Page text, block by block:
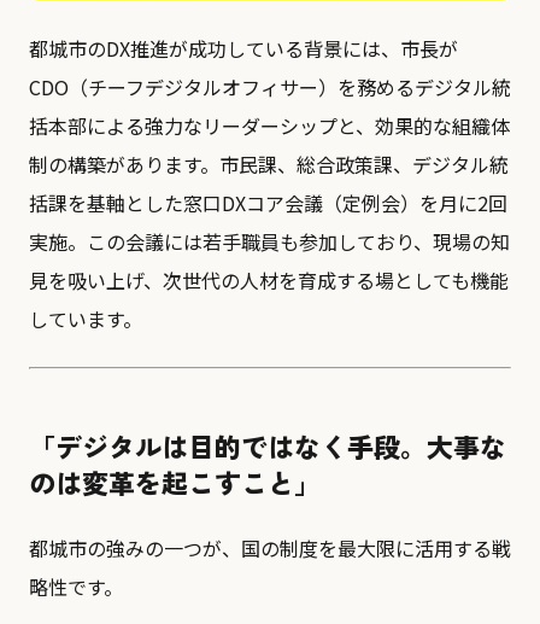
都城市のDX推進が成功している背景には、市長が
CDO（チーフデジタルオフィサー）を務めるデジタル統
括本部による強力なリーダーシップと、効果的な組織体
制の構築があります。市民課、総合政策課、デジタル統
括課を基軸とした窓口DXコア会議（定例会）を月に2回
実施。この会議には若手職員も参加しており、現場の知
見を吸い上げ、次世代の人材を育成する場としても機能
しています。
「デジタルは目的ではなく手段。大事な
のは変革を起こすこと」
都城市の強みの一つが、国の制度を最大限に活用する戦
略性です。